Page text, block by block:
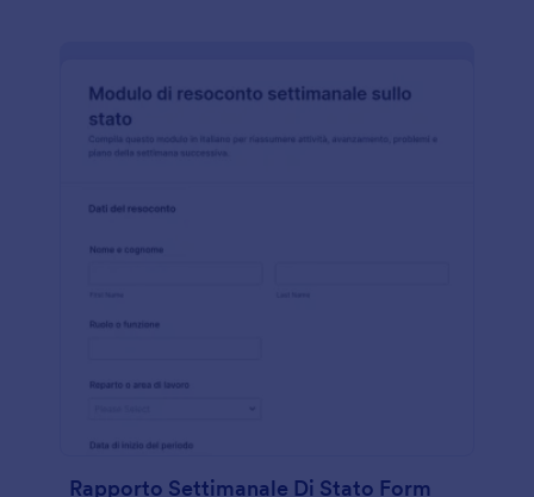
Rapporto Settimanale Di Stato Form